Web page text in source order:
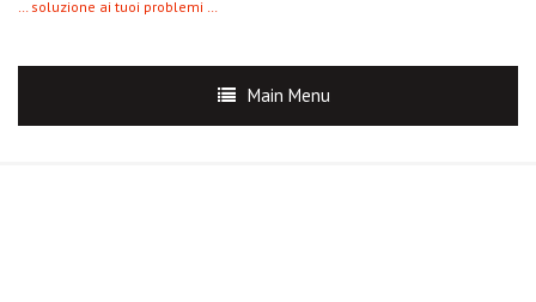
… soluzione ai tuoi problemi …
Main Menu